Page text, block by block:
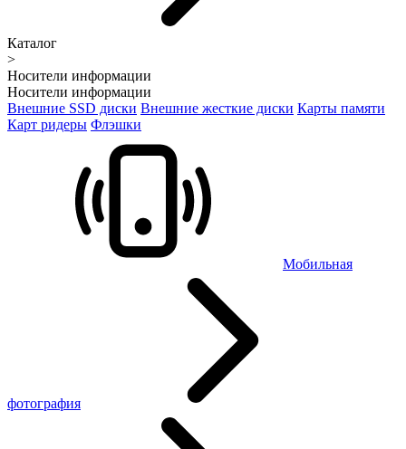
Каталог
>
Носители информации
Носители информации
Внешние SSD диски Внешние жесткие диски Карты памяти
Карт ридеры Флэшки
Мобильная
фотография